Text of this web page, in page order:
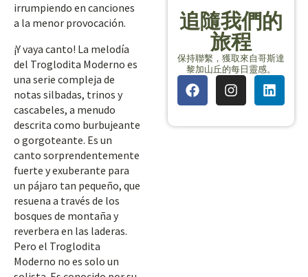
irrumpiendo en canciones
a la menor provocación.
¡Y vaya canto! La melodía
del Troglodita Moderno es
una serie compleja de
notas silbadas, trinos y
cascabeles, a menudo
descrita como burbujeante
o gorgoteante. Es un
canto sorprendentemente
fuerte y exuberante para
un pájaro tan pequeño, que
resuena a través de los
bosques de montaña y
reverbera en las laderas.
Pero el Troglodita
Moderno no es solo un
追隨我們的
旅程
保持聯繫，獲取來自哥斯達
黎加山丘的每日靈感。